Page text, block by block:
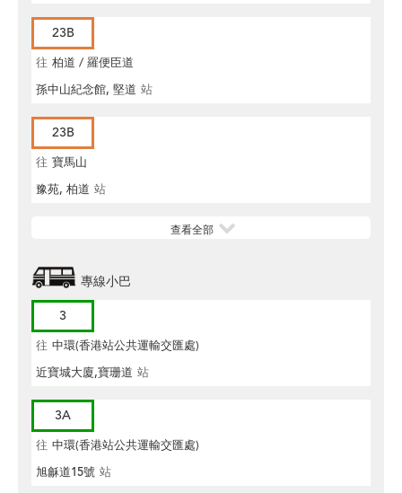
23B
往 柏道 / 羅便臣道
孫中山紀念館, 堅道 站
23B
往 寶馬山
豫苑, 柏道 站
查看全部
專線小巴
3
往 中環(香港站公共運輸交匯處)
近寶城大廈,寶珊道 站
3A
往 中環(香港站公共運輸交匯處)
旭龢道15號 站